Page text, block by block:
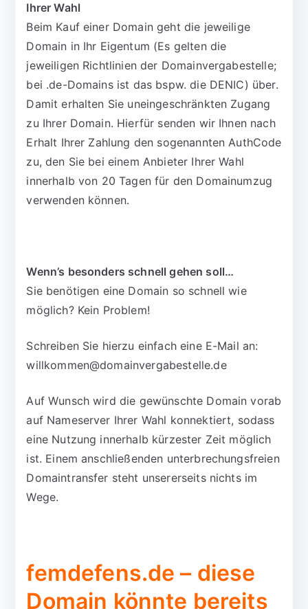
Ihrer Wahl
Beim Kauf einer Domain geht die jeweilige
Domain in Ihr Eigentum (Es gelten die
jeweiligen Richtlinien der Domainvergabestelle;
bei .de-Domains ist das bspw. die DENIC) über.
Damit erhalten Sie uneingeschränkten Zugang
zu Ihrer Domain. Hierfür senden wir Ihnen nach
Erhalt Ihrer Zahlung den sogenannten AuthCode
zu, den Sie bei einem Anbieter Ihrer Wahl
innerhalb von 20 Tagen für den Domainumzug
verwenden können.
Wenn’s besonders schnell gehen soll…
Sie benötigen eine Domain so schnell wie
möglich? Kein Problem!
Schreiben Sie hierzu einfach eine E-Mail an:
willkommen@domainvergabestelle.de
Auf Wunsch wird die gewünschte Domain vorab
auf Nameserver Ihrer Wahl konnektiert, sodass
eine Nutzung innerhalb kürzester Zeit möglich
ist. Einem anschließenden unterbrechungsfreien
Domaintransfer steht unsererseits nichts im
Wege.
femdefens.de – diese
Domain könnte bereits